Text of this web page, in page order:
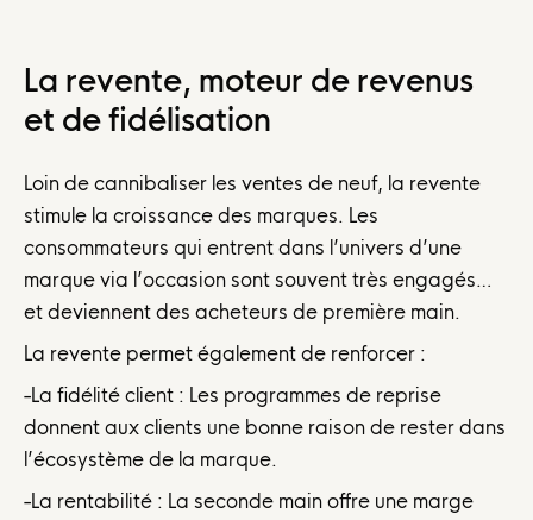
La revente, moteur de revenus
et de fidélisation
Loin de cannibaliser les ventes de neuf, la revente
stimule la croissance des marques. Les
consommateurs qui entrent dans l’univers d’une
marque via l’occasion sont souvent très engagés…
et deviennent des acheteurs de première main.
La revente permet également de renforcer :
-La fidélité client : Les programmes de reprise
donnent aux clients une bonne raison de rester dans
l’écosystème de la marque.
-La rentabilité : La seconde main offre une marge